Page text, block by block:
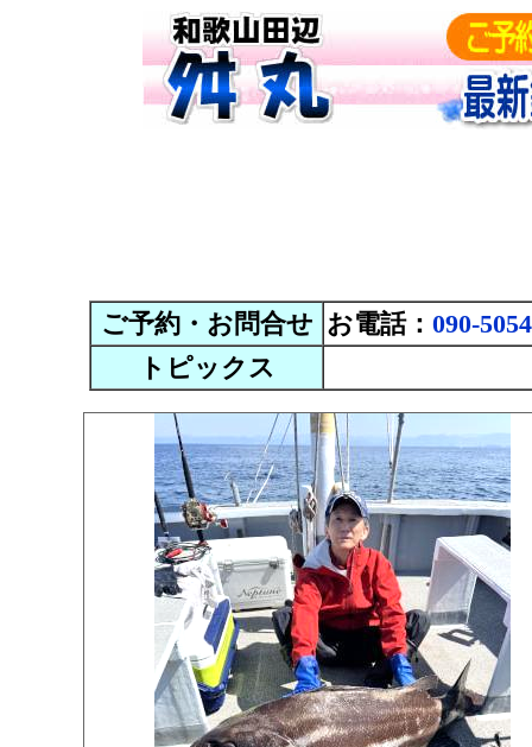
ご予約・お問合せ お電話： 090-
トピックス